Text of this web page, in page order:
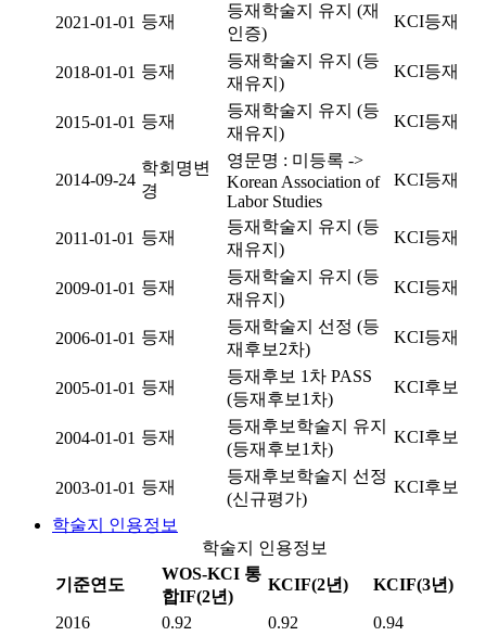
2021-01-01 등재
등재학술지 유지 (재
인증)
KCI등재
2018-01-01 등재
등재학술지 유지 (등
재유지)
KCI등재
2015-01-01 등재
등재학술지 유지 (등
재유지)
KCI등재
2014-09-24
학회명변
경
영문명 : 미등록 ->
Korean Association of
Labor Studies
KCI등재
2011-01-01 등재
등재학술지 유지 (등
재유지)
KCI등재
2009-01-01 등재
등재학술지 유지 (등
재유지)
KCI등재
2006-01-01 등재
등재학술지 선정 (등
재후보2차)
KCI등재
2005-01-01 등재
등재후보 1차 PASS
(등재후보1차)
KCI후보
2004-01-01 등재
등재후보학술지 유지
(등재후보1차)
KCI후보
2003-01-01 등재
등재후보학술지 선정
(신규평가)
KCI후보
학술지 인용정보
학술지 인용정보
기준연도
WOS-KCI 통
합IF(2년)
KCIF(2년) KCIF(3년)
2016 0.92 0.92
0.94